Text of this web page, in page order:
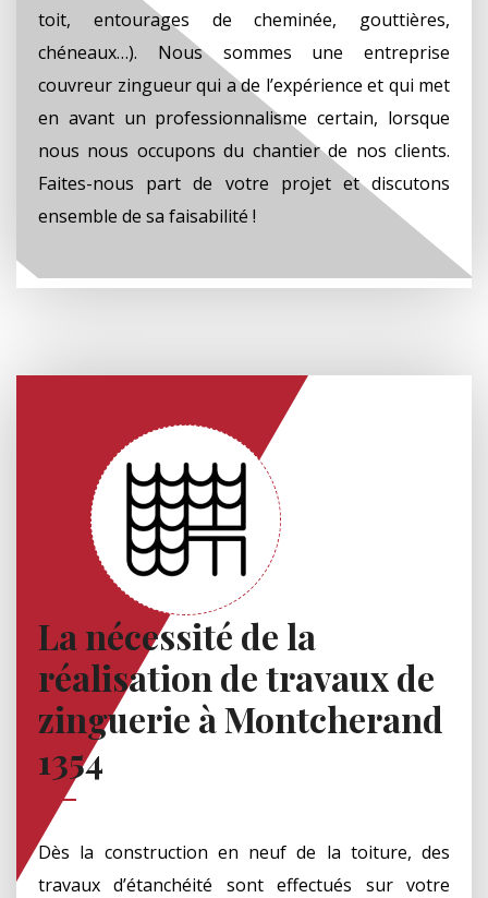
toit, entourages de cheminée, gouttières,
chéneaux…). Nous sommes une entreprise
couvreur zingueur qui a de l’expérience et qui met
en avant un professionnalisme certain, lorsque
nous nous occupons du chantier de nos clients.
Faites-nous part de votre projet et discutons
ensemble de sa faisabilité !
La nécessité de la
réalisation de travaux de
zinguerie à Montcherand
1354
Dès la construction en neuf de la toiture, des
travaux d’étanchéité sont effectués sur votre